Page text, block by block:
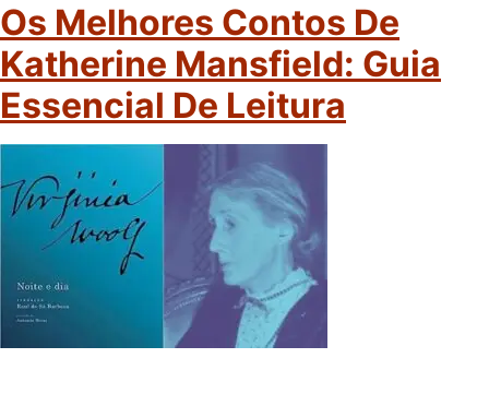
Os Melhores Contos De
Katherine Mansfield: Guia
Essencial De Leitura